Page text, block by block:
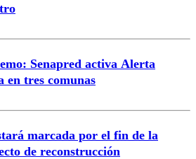
Senapred activa Alerta
en tres comunas
marcada por el fin de la
de reconstrucción